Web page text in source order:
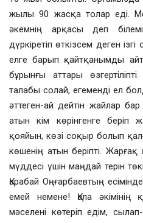
жылы 90 жасқа толар еді.
әкемнің арқасы деп
дүркіретіп өткізсем деген
елге барып қайтқанымды
бұрынғы аттары
талабы солай, егеменді ел
әттеген-ай дейтін жайлар
атын кім көрінгенге беріп
қояйын, көзі соқыр болып
көшенің атын беріпті.
мүддесі үшін маңдай терін
Қарабай Оңғарбаевтың
емей немене! Қала
мәселені көтеріп едім,